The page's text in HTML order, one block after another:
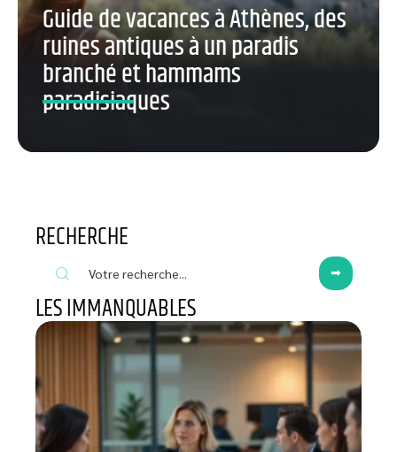
Guide de vacances à Athènes, des
ruines antiques à un paradis
branché et hammams
paradisiaques
RECHERCHE
LES IMMANQUABLES